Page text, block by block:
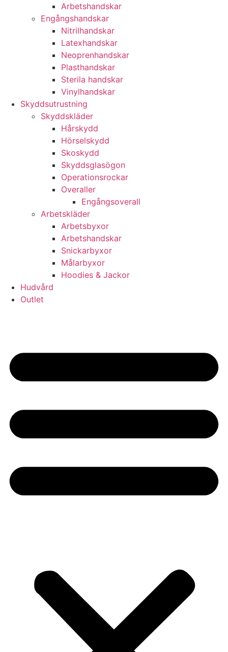
Arbetshandskar
Engångshandskar
Nitrilhandskar
Latexhandskar
Neoprenhandskar
Plasthandskar
Sterila handskar
Vinylhandskar
Skyddsutrustning
Skyddskläder
Hårskydd
Hörselskydd
Skoskydd
Skyddsglasögon
Operationsrockar
Overaller
Engångsoverall
Arbetskläder
Arbetsbyxor
Arbetshandskar
Snickarbyxor
Målarbyxor
Hoodies & Jackor
Hudvård
Outlet